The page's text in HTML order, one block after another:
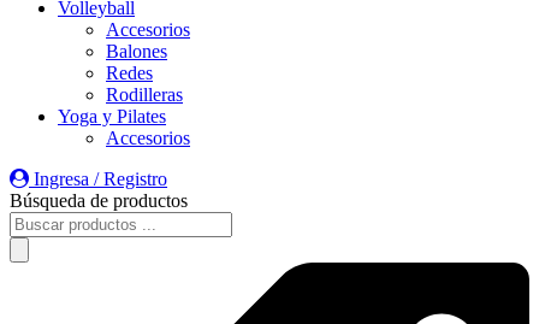
Volleyball
Accesorios
Balones
Redes
Rodilleras
Yoga y Pilates
Accesorios
Ingresa / Registro
Búsqueda de productos